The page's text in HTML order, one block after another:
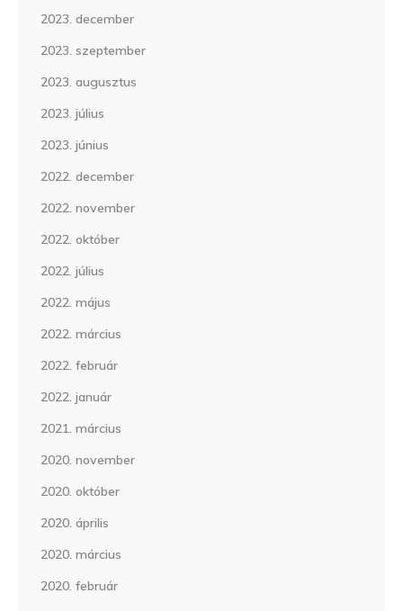
2023. december
2023. szeptember
2023. augusztus
2023. július
2023. június
2022. december
2022. november
2022. október
2022. július
2022. május
2022. március
2022. február
2022. január
2021. március
2020. november
2020. október
2020. április
2020. március
2020. február